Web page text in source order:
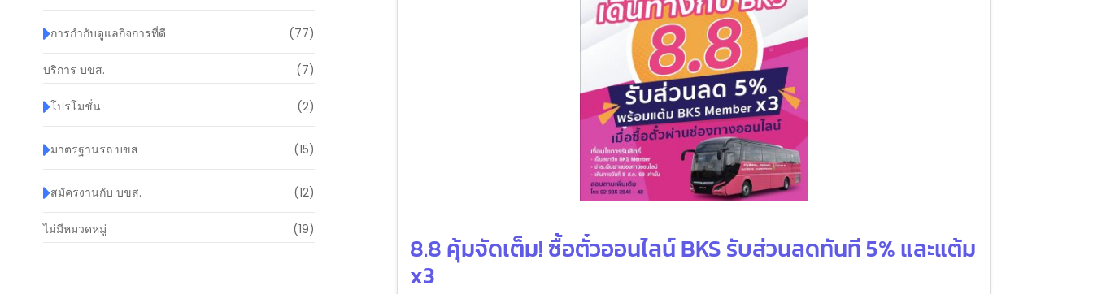
การกำกับดูแลกิจการที่ดี (77)
บริการ บขส. (7)
โปรโมชั่น (2)
มาตรฐานรถ บขส (15)
สมัครงานกับ บขส. (12)
ไม่มีหมวดหมู่ (19)
8.8 คุ้มจัดเต็ม! ซื้อตั๋วออนไลน์ BKS รับส่วนลดทันที 5% และแต้ม
x3